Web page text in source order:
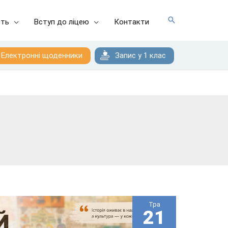
Вступ до ліцею Контакти
Електронні щоденники Запис у 1 клас
Тра
21